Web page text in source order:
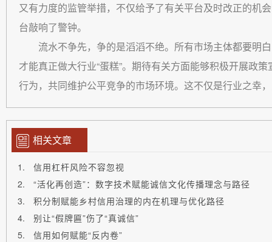
又有力度的监管举措，不仅给予了有关平台及时改正的机
台敲响了警钟。
流水不争先，争的是滔滔不绝。所有市场主体都要明
才能真正做大行业“蛋糕”。期待有关方面能够积极开展政
行为，共同维护公平竞争的市场环境。这不仅是行业之幸
相关文章
信用杠杆风险不容忽视
“活化再创造”：数字技术赋能诚信文化传播理念与路径
积分制赋能乡村信用治理的内在机理与优化路径
别让“假牌匾”伤了“真诚信”
信用如何赋能“反内卷”